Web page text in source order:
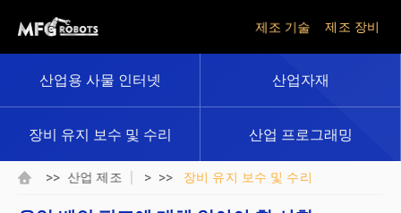
제조 기술 제조 장비
산업용 사물 인터넷 산업자재
장비 유지 보수 및 수리 산업 프로그래밍
>> 산업 제조 > >> 장비 유지 보수 및 수리